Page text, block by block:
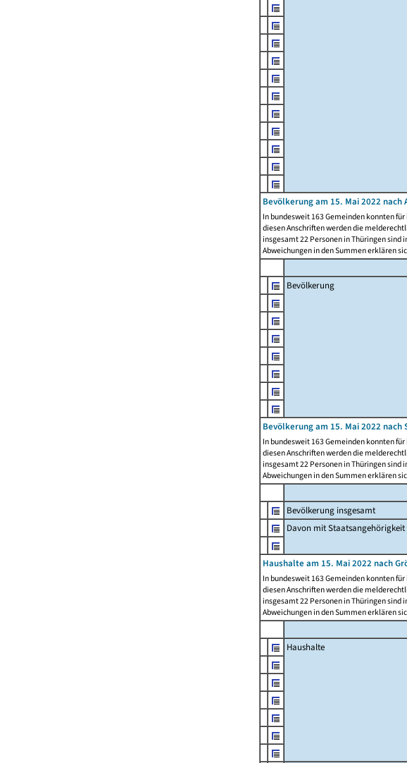
Bevölkerung am 15. Mai 2022
In bundesweit 163 Gemeinden konnten
diesen Anschriften werden die
insgesamt 22 Personen in Thüringen
Abweichungen in den Summen erklären
Bevölkerung
Bevölkerung am 15. Mai 2022
In bundesweit 163 Gemeinden konnten
diesen Anschriften werden die
insgesamt 22 Personen in Thüringen
Abweichungen in den Summen erklären
Bevölkerung insgesamt
Davon mit Staatsangehörigkeit
Haushalte am 15. Mai 2022 nach
In bundesweit 163 Gemeinden konnten
diesen Anschriften werden die
insgesamt 22 Personen in Thüringen
Abweichungen in den Summen erklären
Haushalte